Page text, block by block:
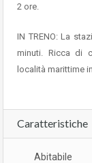
2 ore.
IN TRENO: La
minuti. Ricca di
località marittime
Caratteristiche
Abitabile